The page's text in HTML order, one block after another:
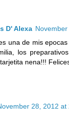
D' Alexa
una de mis
los
nena!!!
28, 2012 at